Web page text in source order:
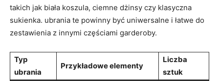
takich jak biała koszula, ciemne dżinsy czy klasyczna
sukienka. ubrania te powinny być uniwersalne i łatwe do
zestawienia z innymi częściami garderoby.
Typ
ubrania
Przykładowe elementy
Liczba
sztuk